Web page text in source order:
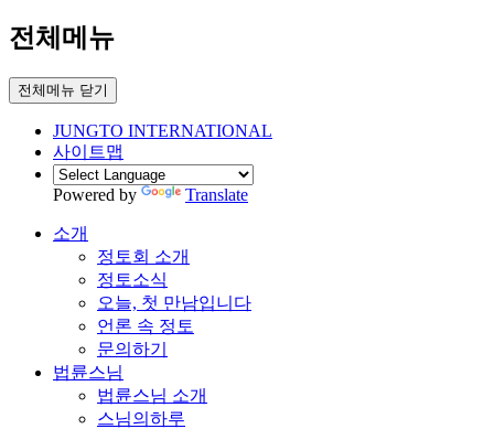
전체메뉴
전체메뉴 닫기
JUNGTO INTERNATIONAL
사이트맵
Powered by Translate
소개
정토회 소개
정토소식
오늘, 첫 만남입니다
언론 속 정토
문의하기
법륜스님
법륜스님 소개
스님의하루